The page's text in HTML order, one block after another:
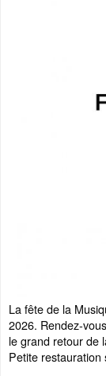
La fête de la
2026. Rendez-
le grand retour de
Petite restauration